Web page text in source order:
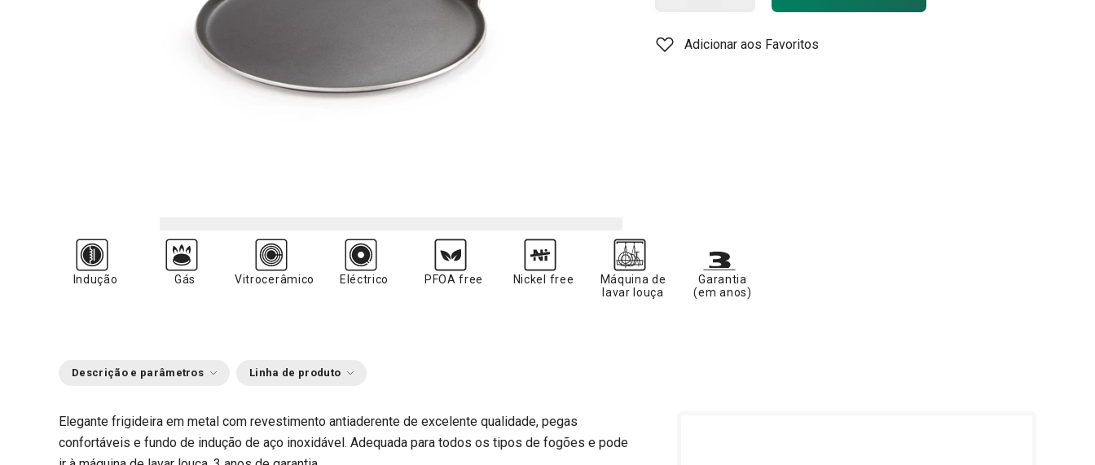
Adicionar aos Favoritos
Indução Gás Vitrocerâmico Eléctrico PFOA free Nickel free
Máquina de
lavar louça
Garantia
(em anos)
Descrição e parâmetros Linha de produto
Elegante frigideira em metal com revestimento antiaderente de excelente qualidade, pegas
confortáveis e fundo de indução de aço inoxidável. Adequada para todos os tipos de fogões e pode